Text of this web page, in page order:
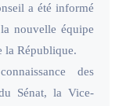
a été informé
nouvelle équipe
la République.
des
Sénat, la Vice-